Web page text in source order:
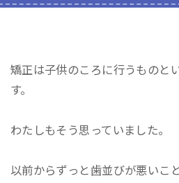
矯正は子供のころに行うものと
す。
わたしもそう思っていました。
以前からずっと歯並びが悪いこ